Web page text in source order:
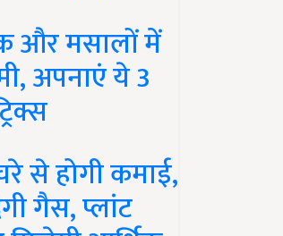
और मसालों में
अपनाएं ये 3
से होगी कमाई,
गैस, प्लांट